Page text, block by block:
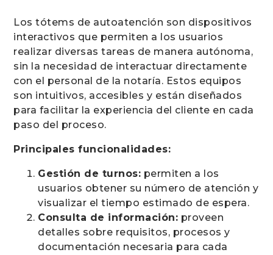
Los tótems de autoatención son dispositivos
interactivos que permiten a los usuarios
realizar diversas tareas de manera autónoma,
sin la necesidad de interactuar directamente
con el personal de la notaría. Estos equipos
son intuitivos, accesibles y están diseñados
para facilitar la experiencia del cliente en cada
paso del proceso.
Principales funcionalidades:
Gestión de turnos: permiten a los
usuarios obtener su número de atención y
visualizar el tiempo estimado de espera.
Consulta de información: proveen
detalles sobre requisitos, procesos y
documentación necesaria para cada